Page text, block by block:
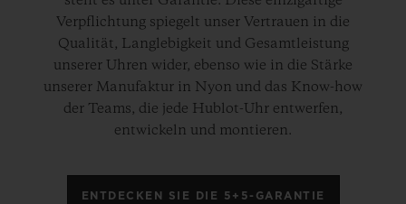
Verpflichtung spiegelt unser Vertrauen in die
Qualität, Langlebigkeit und Gesamtleistung
unserer Uhren wider, ebenso wie in die Stärke
unserer Manufaktur in Nyon und das Know-how
der Teams, die jede Hublot-Uhr entwerfen,
entwickeln und montieren.
ENTDECKEN SIE DIE 5+5-GARANTIE